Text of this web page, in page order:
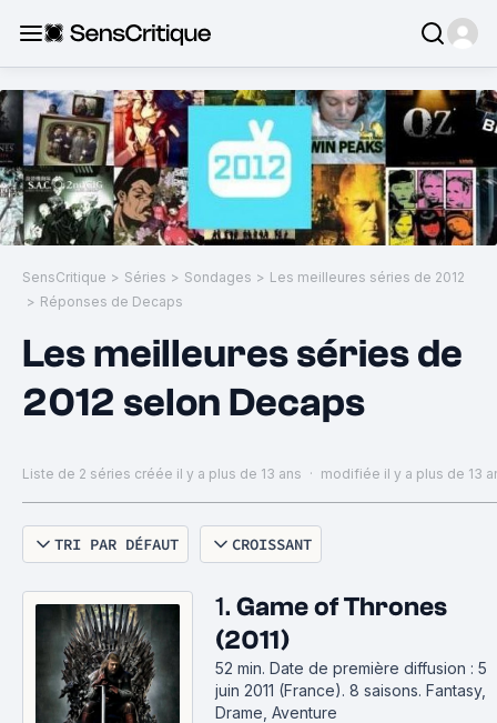
SensCritique > Séries > Sondages > Les meilleures séries de 2012
> Réponses de Decaps
Les meilleures séries de
2012 selon Decaps
Liste de 2 séries créée il y a plus de 13 ans · modifiée il y a plus de 13
TRI PAR DÉFAUT CROISSANT
1. Game of Thrones
(2011)
52 min. Date de première diffusion : 5
juin 2011 (France). 8 saisons. Fantasy,
Drame, Aventure